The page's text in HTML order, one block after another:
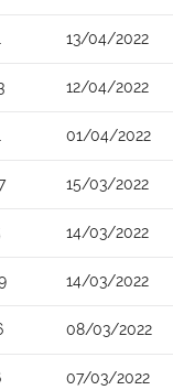
13/04/2022
12/04/2022
01/04/2022
15/03/2022
14/03/2022
14/03/2022
08/03/2022
07/03/2022